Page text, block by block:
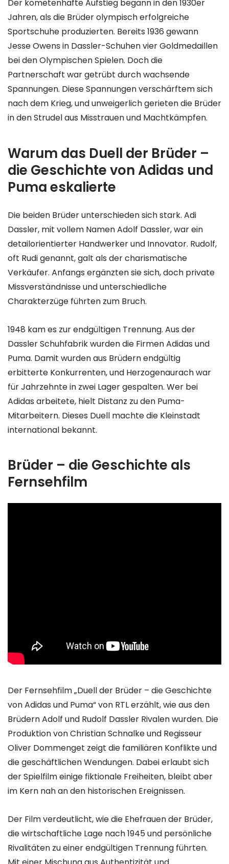
Der kometenhafte Aufstieg begann in den 1930er
Jahren, als die Brüder olympisch erfolgreiche
Sportschuhe produzierten. Bereits 1936 gewann
Jesse Owens in Dassler-Schuhen vier Goldmedaillen
bei den Olympischen Spielen. Doch die
Partnerschaft war getrübt durch wachsende
Spannungen. Diese Spannungen verschärftem sich
nach dem Krieg, und unweigerlich gerieten die Brüder
in den Strudel aus Misstrauen und Machtkämpfen.
Warum das Duell der Brüder –
die Geschichte von Adidas und
Puma eskalierte
Die beiden Brüder unterschieden sich stark. Adi
Dassler, mit vollem Namen Adolf Dassler, war ein
detailorientierter Handwerker und Innovator. Rudolf,
oft Rudi genannt, galt als der charismatische
Verkäufer. Anfangs ergänzten sie sich, doch private
Missverständnisse und unterschiedliche
Charakterzüge führten zum Bruch.
1948 kam es zur endgültigen Trennung. Aus der
Dassler Schuhfabrik wurden die Firmen Adidas und
Puma. Damit wurden aus Brüdern endgültig
erbitterte Konkurrenten, und Herzogenaurach war
für Jahrzehnte in zwei Lager gespalten. Wer bei
Adidas arbeitete, hielt Distanz zu den Puma-
Mitarbeitern. Dieses Duell machte die Kleinstadt
international bekannt.
Brüder – die Geschichte als
Fernsehfilm
Der Fernsehfilm „Duell der Brüder – die Geschichte
von Adidas und Puma“ von RTL erzählt, wie aus den
Brüdern Adolf und Rudolf Dassler Rivalen wurden. Die
Produktion von Christian Schnalke und Regisseur
Oliver Dommenget zeigt die familiären Konflikte und
die geschäftlichen Wendungen. Dabei erlaubt sich
der Spielfilm einige fiktionale Freiheiten, bleibt aber
im Kern nah an den historischen Ereignissen.
Der Film verdeutlicht, wie die Ehefrauen der Brüder,
die wirtschaftliche Lage nach 1945 und persönliche
Rivalitäten zu einer endgültigen Trennung führten.